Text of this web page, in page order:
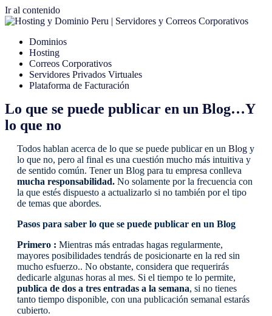
Ir al contenido
Dominios
Hosting
Correos Corporativos
Servidores Privados Virtuales
Plataforma de Facturación
Lo que se puede publicar en un Blog…Y
lo que no
Todos hablan acerca de lo que se puede publicar en un Blog y
lo que no, pero al final es una cuestión mucho más intuitiva y
de sentido común. Tener un Blog para tu empresa conlleva
mucha responsabilidad. No solamente por la frecuencia con
la que estés dispuesto a actualizarlo si no también por el tipo
de temas que abordes.
Pasos para saber lo que se puede publicar en un Blog
Primero : Mientras más entradas hagas regularmente,
mayores posibilidades tendrás de posicionarte en la red sin
mucho esfuerzo.. No obstante, considera que requerirás
dedicarle algunas horas al mes. Si el tiempo te lo permite,
publica de dos a tres entradas a la semana, si no tienes
tanto tiempo disponible, con una publicación semanal estarás
cubierto.